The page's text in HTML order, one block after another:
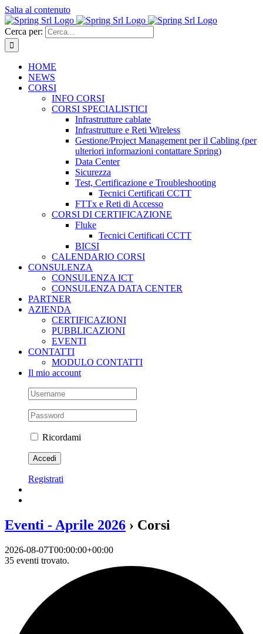
Salta al contenuto
Cerca per:
HOME
NEWS
CORSI
INFO CORSI
CORSI SPECIALISTICI
Infrastrutture cablate
Infrastrutture e Reti Wireless
Gestione/Project Management per il Cabling (per
ulteriori informazioni contattare Spring)
Data Center
Sicurezza
Test, Certificazione e Troubleshooting
Tecnici Certificati CCTT
FTTx e Reti di Accesso
CORSI DI CERTIFICAZIONE
Fluke
Tecnici Certificati CCTT
BICSI
CALENDARIO CORSI
CONSULENZA
CONSULENZA ICT
CONSULENZA DATA CENTER
PARTNER
AZIENDA
CERTIFICAZIONI
PUBBLICAZIONI
EVENTI
CONTATTI
MODULO CONTATTI
Il mio account
Ricordami
Registrati
Eventi - Aprile 2026 › Corsi
2026-08-07T00:00:00+00:00
35 eventi trovato.